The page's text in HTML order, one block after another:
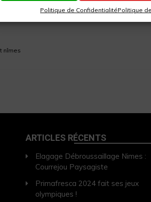
Politique de ConfidentialitéPolitique
quelques années, le paysage
nîmes
ARTICLES RÉCENTS
Elagage Débroussaillage Nimes :
Courrejou Paysagiste
Primafresca 2024 fait ses jeux
olympiques !